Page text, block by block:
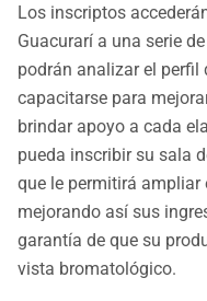
Los inscriptos
Guacurarí a una serie
podrán analizar el perfil
capacitarse para
brindar apoyo a cada
pueda inscribir su sala
que le permitirá ampliar
mejorando así sus
garantía de que su
vista bromatológico.